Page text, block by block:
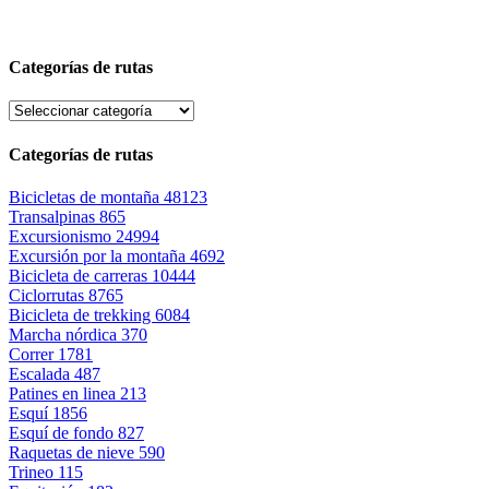
Categorías de rutas
Categorías de rutas
Bicicletas de montaña 48123
Transalpinas 865
Excursionismo 24994
Excursión por la montaña 4692
Bicicleta de carreras 10444
Ciclorrutas 8765
Bicicleta de trekking 6084
Marcha nórdica 370
Correr 1781
Escalada 487
Patines en linea 213
Esquí 1856
Esquí de fondo 827
Raquetas de nieve 590
Trineo 115